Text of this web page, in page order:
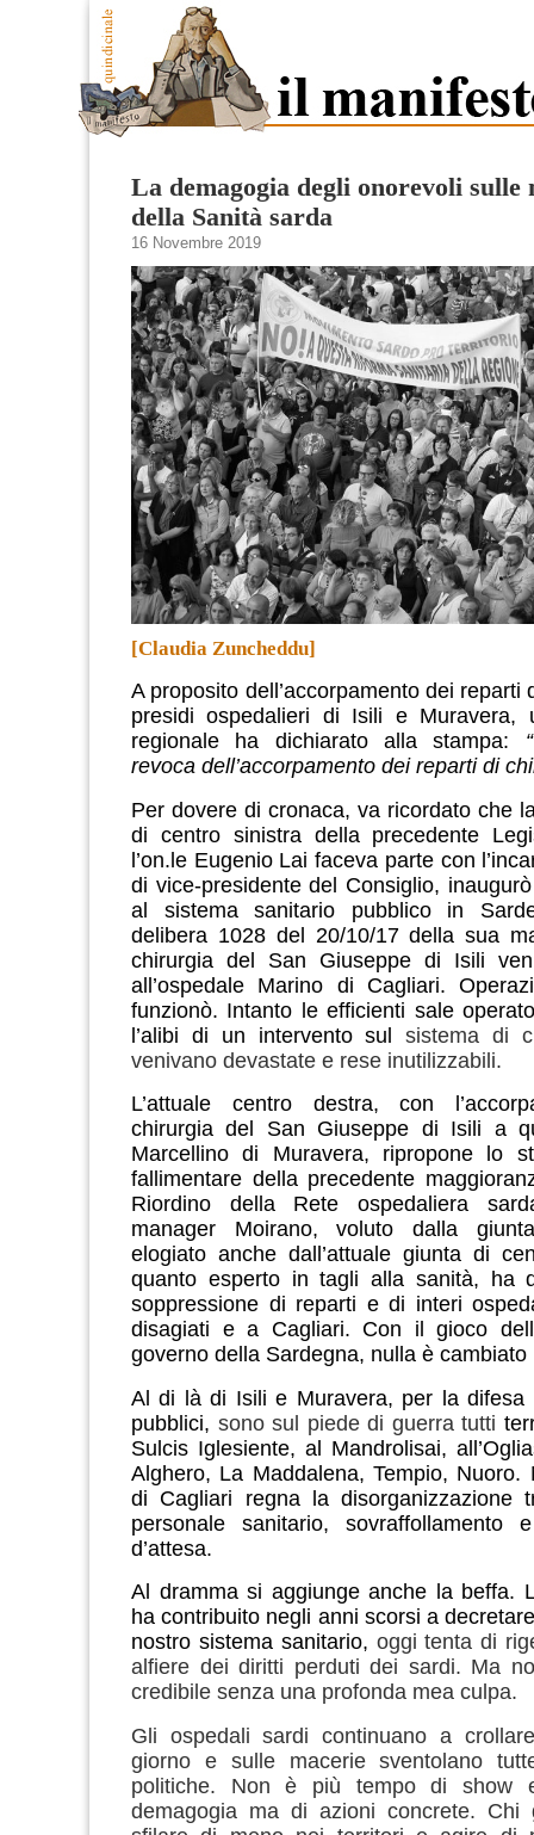
La demagogia degli onorevoli sulle
della Sanità sarda
16 Novembre 2019
[Claudia Zuncheddu]
A proposito dell’accorpamento dei reparti
presidi ospedalieri di Isili e Muravera,
regionale ha dichiarato alla stampa:
revoca dell’accorpamento dei reparti di
Per dovere di cronaca, va ricordato che
di centro sinistra della precedente
l’on.le Eugenio Lai faceva parte con
di vice-presidente del Consiglio,
al sistema sanitario pubblico in
delibera 1028 del 20/10/17 della sua
chirurgia del San Giuseppe di Isili
all’ospedale Marino di Cagliari.
funzionò. Intanto le efficienti sale
l’alibi di un intervento sulsistema di
venivano devastate e rese inutilizzabili.
L’attuale centro destra, con
chirurgia del San Giuseppe di Isili a
Marcellino di Muravera, ripropone lo
fallimentare della precedente
Riordino della Rete ospedaliera
manager Moirano, voluto dalla
elogiato anche dall’attuale giunta di
quanto esperto in tagli alla sanità, ha
soppressione di reparti e di interi
disagiati e a Cagliari. Con il gioco
governo della Sardegna, nulla è cambiato
Al di là di Isili e Muravera, per la difesa
pubblici, sono sul piede di guerra tutti
Sulcis Iglesiente, al Mandrolisai,
Alghero, La Maddalena, Tempio, Nuoro.
di Cagliari regna la disorganizzazione
personale sanitario, sovraffollamento
d’attesa.
Al dramma si aggiunge anche la beffa.
ha contribuito negli anni scorsi a
nostro sistema sanitario, oggi tenta di
alfiere dei diritti perduti dei sardi. Ma
credibile senza una profonda mea culpa.
Gli ospedali sardi continuano a
giorno e sulle macerie sventolano
politiche. Non è più tempo di show
demagogia ma di azioni concrete. Chi